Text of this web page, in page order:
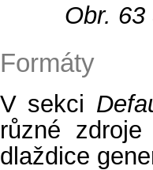
Obr. 63
Formáty
V sekci
různé
dlaždice